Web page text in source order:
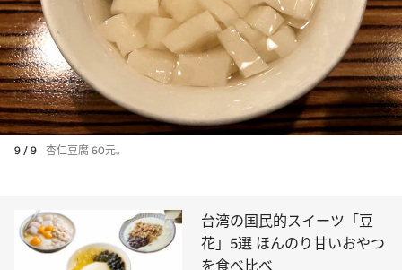
9 / 9 杏仁豆腐 60元。
台湾の国民的スイーツ「豆
花」5選 ほんのり甘いおやつ
を食べ比べ